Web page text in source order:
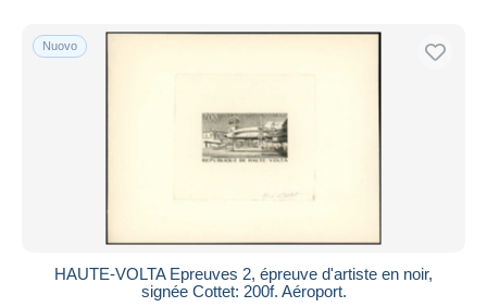
Nuovo
HAUTE-VOLTA Epreuves 2, épreuve d'artiste en noir,
signée Cottet: 200f. Aéroport.